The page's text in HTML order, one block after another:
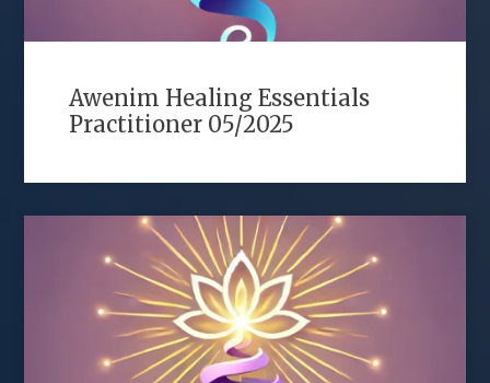
Awenim Healing Essentials
Practitioner 05/2025